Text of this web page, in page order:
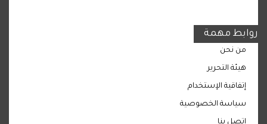
روابط مهمة
من نحن
هيئة التحرير
إتفاقية الإستخدام
سياسة الخصوصية
اتصل بنا